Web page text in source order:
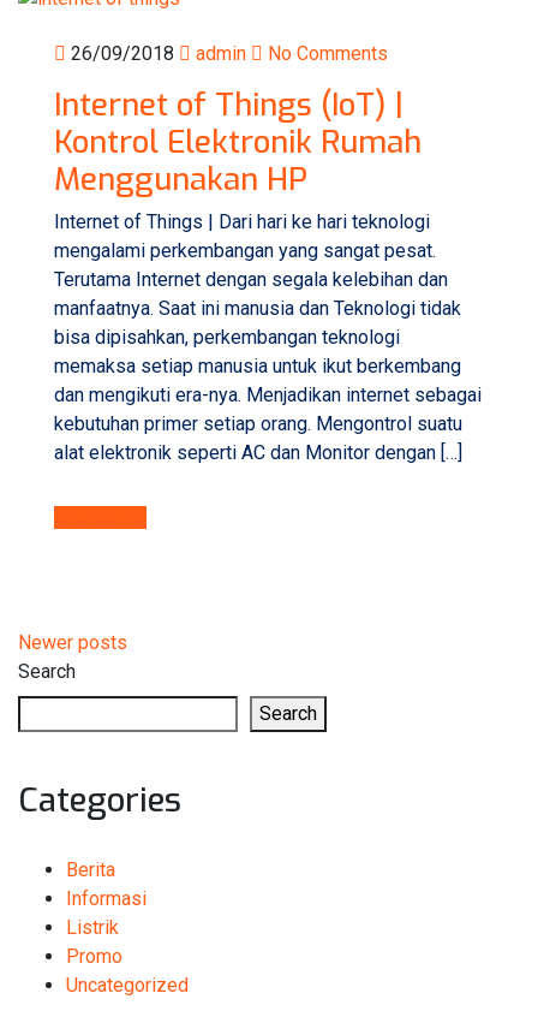
26/09/2018 admin No Comments
Internet of Things (IoT) |
Kontrol Elektronik Rumah
Menggunakan HP
Internet of Things | Dari hari ke hari teknologi
mengalami perkembangan yang sangat pesat.
Terutama Internet dengan segala kelebihan dan
manfaatnya. Saat ini manusia dan Teknologi tidak
bisa dipisahkan, perkembangan teknologi
memaksa setiap manusia untuk ikut berkembang
dan mengikuti era-nya. Menjadikan internet sebagai
kebutuhan primer setiap orang. Mengontrol suatu
alat elektronik seperti AC dan Monitor dengan […]
Posts
navigation
Newer posts
Search
Search
Categories
Berita
Informasi
Listrik
Promo
Uncategorized